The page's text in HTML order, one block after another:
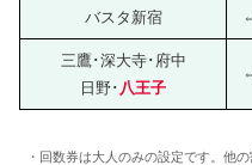
バスタ新宿
三鷹･深大寺･府中
日野･ 八王子
・回数券は大人のみの設定です。他